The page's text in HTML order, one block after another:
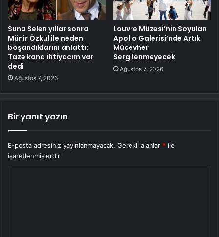
Suna Selen yıllar sonra
Münir Özkul ile neden
boşandıklarını anlattı:
Taze kana ihtiyacım var
dedi
Ağustos 7, 2026
Louvre Müzesi’nin Soyulan
Apollo Galerisi’nde Artık
Mücevher
Sergilenmeyecek
Ağustos 7, 2026
Bir yanıt yazın
E-posta adresiniz yayınlanmayacak. Gerekli alanlar * ile
işaretlenmişlerdir